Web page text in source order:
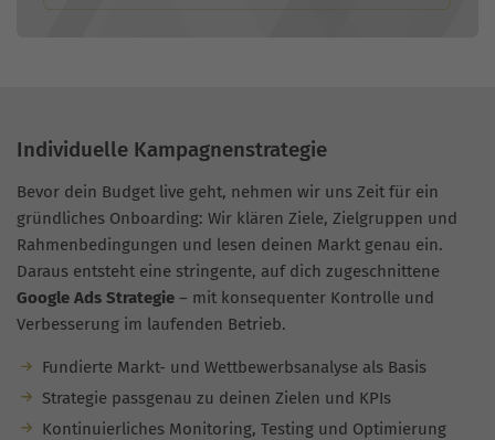
Individuelle Kampagnenstrategie
Bevor dein Budget live geht, nehmen wir uns Zeit für ein
gründliches Onboarding: Wir klären Ziele, Zielgruppen und
Rahmenbedingungen und lesen deinen Markt genau ein.
Daraus entsteht eine stringente, auf dich zugeschnittene
Google Ads Strategie – mit konsequenter Kontrolle und
Verbesserung im laufenden Betrieb.
Fundierte Markt- und Wettbewerbsanalyse als Basis
Strategie passgenau zu deinen Zielen und KPIs
Kontinuierliches Monitoring, Testing und Optimierung